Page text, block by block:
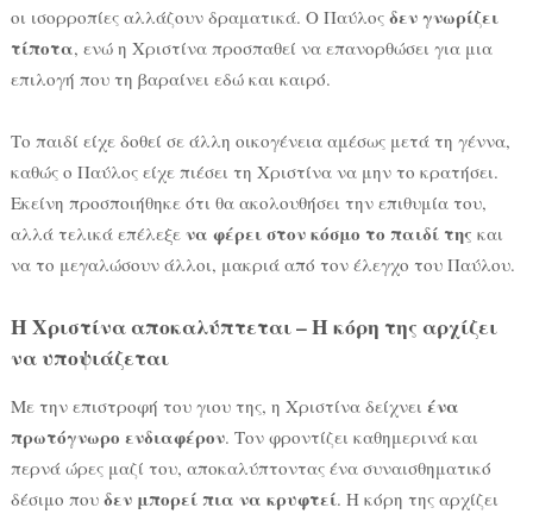
οι ισορροπίες αλλάζουν δραματικά. Ο Παύλος δεν γνωρίζει
τίποτα, ενώ η Χριστίνα προσπαθεί να επανορθώσει για μια
επιλογή που τη βαραίνει εδώ και καιρό.
Το παιδί είχε δοθεί σε άλλη οικογένεια αμέσως μετά τη γέννα,
καθώς ο Παύλος είχε πιέσει τη Χριστίνα να μην το κρατήσει.
Εκείνη προσποιήθηκε ότι θα ακολουθήσει την επιθυμία του,
αλλά τελικά επέλεξε να φέρει στον κόσμο το παιδί της και
να το μεγαλώσουν άλλοι, μακριά από τον έλεγχο του Παύλου.
Η Χριστίνα αποκαλύπτεται – Η κόρη της αρχίζει
να υποψιάζεται
Με την επιστροφή του γιου της, η Χριστίνα δείχνει ένα
πρωτόγνωρο ενδιαφέρον. Τον φροντίζει καθημερινά και
περνά ώρες μαζί του, αποκαλύπτοντας ένα συναισθηματικό
δέσιμο που δεν μπορεί πια να κρυφτεί. Η κόρη της αρχίζει